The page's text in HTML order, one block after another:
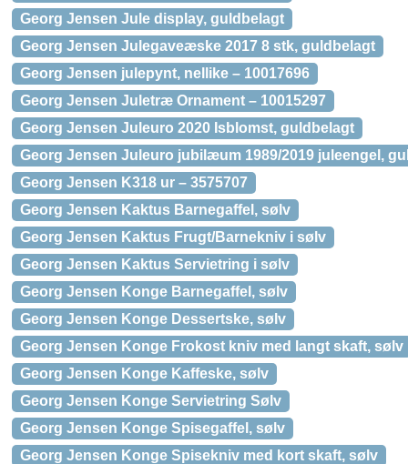
Georg Jensen Jule display, guldbelagt
Georg Jensen Julegaveæske 2017 8 stk, guldbelagt
Georg Jensen julepynt, nellike – 10017696
Georg Jensen Juletræ Ornament – 10015297
Georg Jensen Juleuro 2020 Isblomst, guldbelagt
Georg Jensen Juleuro jubilæum 1989/2019 juleengel,
Georg Jensen K318 ur – 3575707
Georg Jensen Kaktus Barnegaffel, sølv
Georg Jensen Kaktus Frugt/Barnekniv i sølv
Georg Jensen Kaktus Servietring i sølv
Georg Jensen Konge Barnegaffel, sølv
Georg Jensen Konge Dessertske, sølv
Georg Jensen Konge Frokost kniv med langt skaft, sølv
Georg Jensen Konge Kaffeske, sølv
Georg Jensen Konge Servietring Sølv
Georg Jensen Konge Spisegaffel, sølv
Georg Jensen Konge Spisekniv med kort skaft, sølv